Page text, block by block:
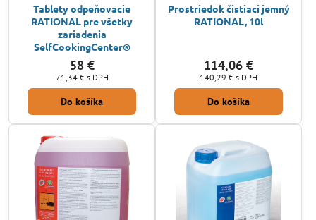
Tablety odpeňovacie
RATIONAL pre všetky
zariadenia
SelfCookingCenter®
58 €
71,34 € s DPH
Do košíka
Prostriedok čistiaci jemný
RATIONAL, 10l
114,06 €
140,29 € s DPH
Do košíka